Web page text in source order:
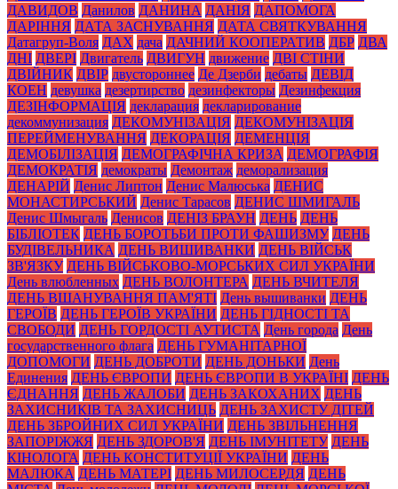
ДАВИДОВ Данилов ДАНИНА ДАНІЯ ДАПОМОГА
ДАРІННЯ ДАТА ЗАСНУВАННЯ ДАТА СВЯТКУВАННЯ
Датагруп-Воля ДАХ дача ДАЧНИЙ КООПЕРАТИВ ДБР ДВА
ДНІ ДВЕРІ Двигатель ДВИГУН движение ДВІ СТІНИ
ДВІЙНИК ДВІР двустороннее Де Дзерби дебаты ДЕВІД
КОЕН девушка дезертирство дезинфекторы Дезинфекция
ДЕЗІНФОРМАЦІЯ декларация декларирование
декоммунизация ДЕКОМУНІЗАЦІЯ ДЕКОМУНІЗАЦІЯ
ПЕРЕЙМЕНУВАННЯ ДЕКОРАЦІЯ ДЕМЕНЦІЯ
ДЕМОБІЛІЗАЦІЯ ДЕМОГРАФІЧНА КРИЗА ДЕМОГРАФІЯ
ДЕМОКРАТІЯ демократы Демонтаж деморализация
ДЕНАРІЙ Денис Липтон Денис Малюська ДЕНИС
МОНАСТИРСЬКИЙ Денис Тарасов ДЕНИС ШМИГАЛЬ
Денис Шмыгаль Денисов ДЕНІЗ БРАУН ДЕНЬ ДЕНЬ
БІБЛІОТЕК ДЕНЬ БОРОТЬБИ ПРОТИ ФАШИЗМУ ДЕНЬ
БУДІВЕЛЬНИКА ДЕНЬ ВИШИВАНКИ ДЕНЬ ВІЙСЬК
ЗВ'ЯЗКУ ДЕНЬ ВІЙСЬКОВО-МОРСЬКИХ СИЛ УКРАЇНИ
День влюбленных ДЕНЬ ВОЛОНТЕРА ДЕНЬ ВЧИТЕЛЯ
ДЕНЬ ВШАНУВАННЯ ПАМ'ЯТІ День вышиванки ДЕНЬ
ГЕРОЇВ ДЕНЬ ГЕРОЇВ УКРАЇНИ ДЕНЬ ГІДНОСТІ ТА
СВОБОДИ ДЕНЬ ГОРДОСТІ АУТИСТА День города День
государственного флага ДЕНЬ ГУМАНІТАРНОЇ
ДОПОМОГИ ДЕНЬ ДОБРОТИ ДЕНЬ ДОНЬКИ День
Единения ДЕНЬ ЄВРОПИ ДЕНЬ ЄВРОПИ В УКРАЇНІ ДЕНЬ
ЄДНАННЯ ДЕНЬ ЖАЛОБИ ДЕНЬ ЗАКОХАНИХ ДЕНЬ
ЗАХИСНИКІВ ТА ЗАХИСНИЦЬ ДЕНЬ ЗАХИСТУ ДІТЕЙ
ДЕНЬ ЗБРОЙНИХ СИЛ УКРАЇНИ ДЕНЬ ЗВІЛЬНЕННЯ
ЗАПОРІЖЖЯ ДЕНЬ ЗДОРОВ'Я ДЕНЬ ІМУНІТЕТУ ДЕНЬ
КІНОЛОГА ДЕНЬ КОНСТИТУЦІЇ УКРАЇНИ ДЕНЬ
МАЛЮКА ДЕНЬ МАТЕРІ ДЕНЬ МИЛОСЕРДЯ ДЕНЬ